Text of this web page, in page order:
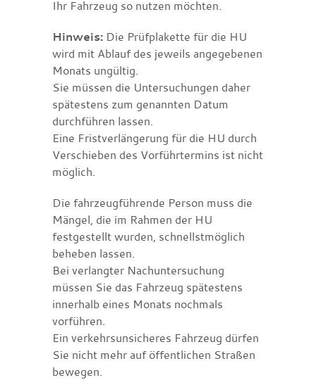
Ihr Fahrzeug so nutzen möchten.
Hinweis: Die Prüfplakette für die HU
wird mit Ablauf des jeweils angegebenen
Monats ungültig.
Sie müssen die Untersuchungen daher
spätestens zum genannten Datum
durchführen lassen.
Eine Fristverlängerung für die HU durch
Verschieben des Vorführtermins ist nicht
möglich.
Die fahrzeugführende Person muss die
Mängel, die im Rahmen der HU
festgestellt wurden, schnellstmöglich
beheben lassen.
Bei verlangter Nachuntersuchung
müssen Sie das Fahrzeug spätestens
innerhalb eines Monats nochmals
vorführen.
Ein verkehrsunsicheres Fahrzeug dürfen
Sie nicht mehr auf öffentlichen Straßen
bewegen.